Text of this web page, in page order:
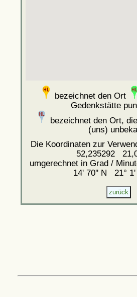
bezeichnet den Ort
Gedenkstätte
bezeichnet den Ort,
(uns)
Die Koordinaten zur
52,235292
umgerechnet in Grad /
14' 70'' N 21° 1'